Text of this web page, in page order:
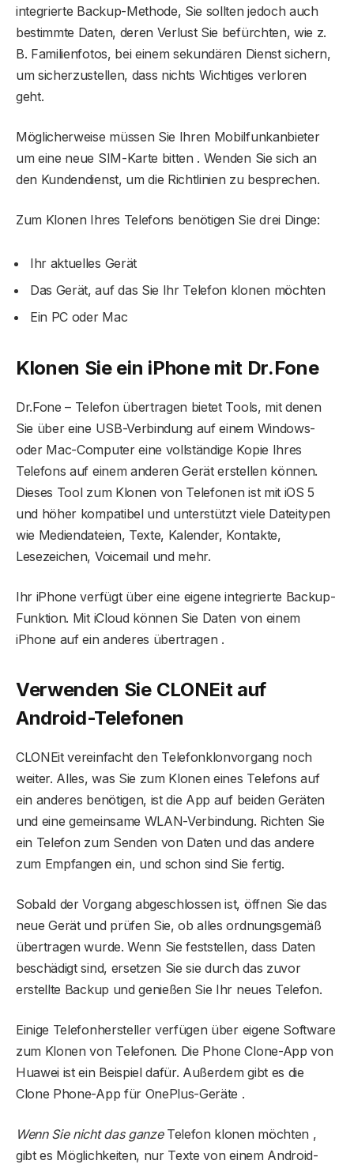
integrierte Backup-Methode, Sie sollten jedoch auch
bestimmte Daten, deren Verlust Sie befürchten, wie z.
B. Familienfotos, bei einem sekundären Dienst sichern,
um sicherzustellen, dass nichts Wichtiges verloren
geht.
Möglicherweise müssen Sie Ihren Mobilfunkanbieter
um eine neue SIM-Karte bitten . Wenden Sie sich an
den Kundendienst, um die Richtlinien zu besprechen.
Zum Klonen Ihres Telefons benötigen Sie drei Dinge:
Ihr aktuelles Gerät
Das Gerät, auf das Sie Ihr Telefon klonen möchten
Ein PC oder Mac
Klonen Sie ein iPhone mit Dr.Fone
Dr.Fone – Telefon übertragen bietet Tools, mit denen
Sie über eine USB-Verbindung auf einem Windows-
oder Mac-Computer eine vollständige Kopie Ihres
Telefons auf einem anderen Gerät erstellen können.
Dieses Tool zum Klonen von Telefonen ist mit iOS 5
und höher kompatibel und unterstützt viele Dateitypen
wie Mediendateien, Texte, Kalender, Kontakte,
Lesezeichen, Voicemail und mehr.
Ihr iPhone verfügt über eine eigene integrierte Backup-
Funktion. Mit iCloud können Sie Daten von einem
iPhone auf ein anderes übertragen .
Verwenden Sie CLONEit auf
Android-Telefonen
CLONEit vereinfacht den Telefonklonvorgang noch
weiter. Alles, was Sie zum Klonen eines Telefons auf
ein anderes benötigen, ist die App auf beiden Geräten
und eine gemeinsame WLAN-Verbindung. Richten Sie
ein Telefon zum Senden von Daten und das andere
zum Empfangen ein, und schon sind Sie fertig.
Sobald der Vorgang abgeschlossen ist, öffnen Sie das
neue Gerät und prüfen Sie, ob alles ordnungsgemäß
übertragen wurde. Wenn Sie feststellen, dass Daten
beschädigt sind, ersetzen Sie sie durch das zuvor
erstellte Backup und genießen Sie Ihr neues Telefon.
Einige Telefonhersteller verfügen über eigene Software
zum Klonen von Telefonen. Die Phone Clone-App von
Huawei ist ein Beispiel dafür. Außerdem gibt es die
Clone Phone-App für OnePlus-Geräte .
Wenn Sie nicht das ganzeTelefon klonen möchten ,
gibt es Möglichkeiten, nur Texte von einem Android-